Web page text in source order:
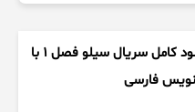
دانلود کامل سریال سیلو فصل ۱ با
فارسی